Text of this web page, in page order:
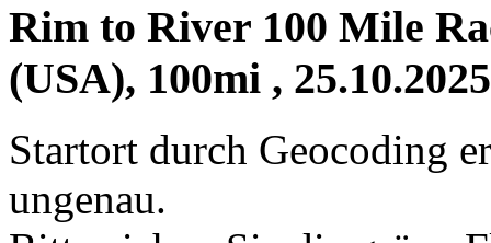
Rim to River 100 Mile
(USA), 100mi , 25.10.2025
Startort durch Geocoding
ungenau.